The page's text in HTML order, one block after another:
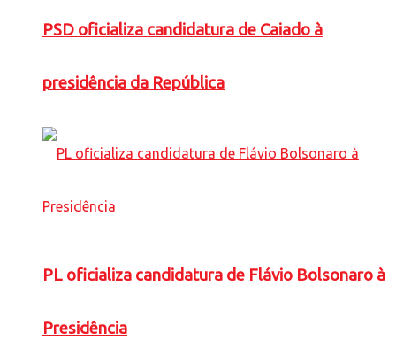
PSD oficializa candidatura de Caiado à
presidência da República
PL oficializa candidatura de Flávio Bolsonaro à
Presidência